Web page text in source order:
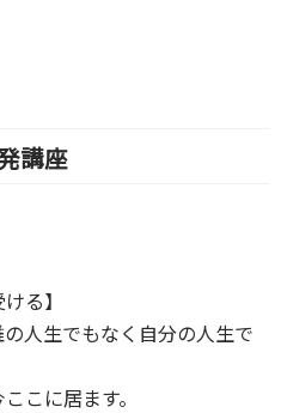
講座
る】
人生でもなく自分の人生で
こに居ます。